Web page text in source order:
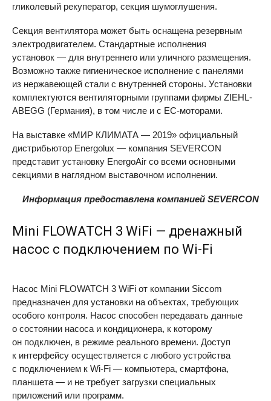
гликолевый рекуператор, секция шумоглушения.
Секция вентилятора может быть оснащена резервным
электродвигателем. Стандартные исполнения
установок — для внутреннего или уличного размещения.
Возможно также гигиеническое исполнение с панелями
из нержавеющей стали с внутренней стороны. Установки
комплектуются вентиляторными группами фирмы ZIEHL-
ABEGG (Германия), в том числе и с EC-моторами.
На выставке «МИР КЛИМАТА — 2019» официальный
дистрибьютор Energolux — компания SEVERCON
представит установку EnergoAir со всеми основными
секциями в наглядном выставочном исполнении.
Информация предоставлена компанией SEVERCON
Mini FLOWATCH 3 WiFi — дренажный
насос с подключением по Wi-Fi
Насос Mini FLOWATCH 3 WiFi от компании Siccom
предназначен для установки на объектах, требующих
особого контроля. Насос способен передавать данные
о состоянии насоса и кондиционера, к которому
он подключен, в режиме реального времени. Доступ
к интерфейсу осуществляется с любого устройства
с подключением к Wi-Fi — компьютера, смартфона,
планшета — и не требует загрузки специальных
приложений или программ.